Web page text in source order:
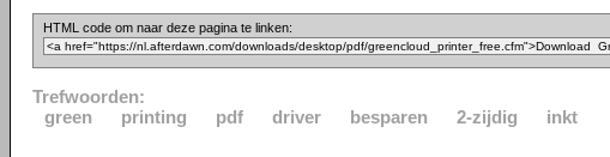
HTML code om naar deze pagina te linken:
Trefwoorden:
green
printing pdf driver besparen 2-zijdig inkt